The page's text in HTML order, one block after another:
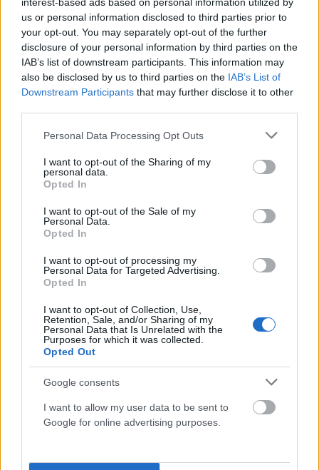
us or personal information disclosed to third parties prior to
your opt-out. You may separately opt-out of the further
disclosure of your personal information by third parties on the
IAB’s list of downstream participants. This information may
also be disclosed by us to third parties on the IAB’s List of
Downstream Participants that may further disclose it to other
Please note that this website/app uses one or more Google
not limited to your visit or usage behaviour. You may click to
grant or deny consent to Google and its third-party tags to
use your data for below specified purposes in below Google
consent section.
Personal Data Processing Opt Outs
I want to opt-out of the Sharing of my
personal data.
Opted In
I want to opt-out of the Sale of my
Personal Data.
Opted In
I want to opt-out of processing my
Personal Data for Targeted Advertising.
Opted In
I want to opt-out of Collection, Use,
Retention, Sale, and/or Sharing of my
Personal Data that Is Unrelated with the
Purposes for which it was collected.
Opted Out
Google consents
I want to allow my user data to be sent to
Google for online advertising purposes.
Τι λένε πραγματογνώμονες για την φονική μετωπική
στις Σέρρες (VIDEO)